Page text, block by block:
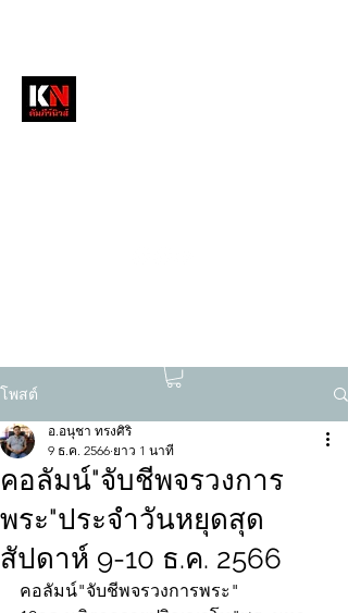
โพสต์
คอลัมน์"จับชีพจรวงการ
พระ"ประจำวันหยุดสุด
สัปดาห์ 9-10 ธ.ค. 2566
อ.อนุชา ทรงศิริ
9 ธ.ค. 2566 ยาว 1 นาที
คอลัมน์"จับชีพจรวงการพระ"